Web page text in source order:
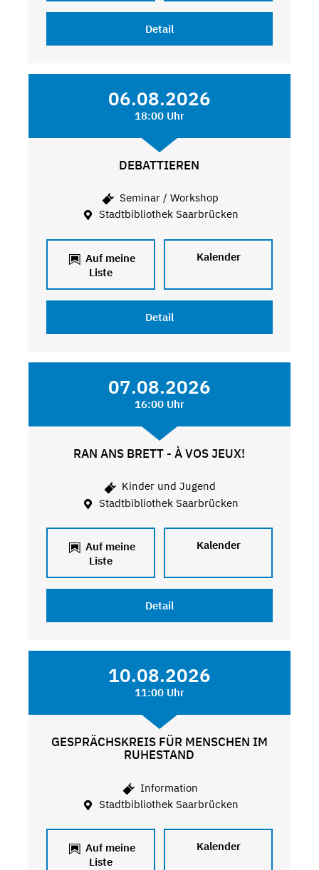
Detail
06.08.2026
18:00 Uhr
DEBATTIEREN
Seminar / Workshop
Stadtbibliothek Saarbrücken
Auf meine
Liste
Kalender
Detail
07.08.2026
16:00 Uhr
RAN ANS BRETT - À VOS JEUX!
Kinder und Jugend
Stadtbibliothek Saarbrücken
Auf meine
Liste
Kalender
Detail
10.08.2026
11:00 Uhr
GESPRÄCHSKREIS FÜR MENSCHEN IM
RUHESTAND
Information
Stadtbibliothek Saarbrücken
Auf meine
Liste
Kalender